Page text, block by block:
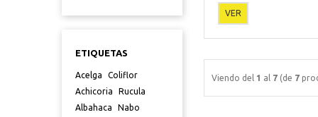
ETIQUETAS
Acelga
Coliflor
Achicoria
Rucula
Albahaca
Nabo
VER
Viendo del 1 al 7 (de 7